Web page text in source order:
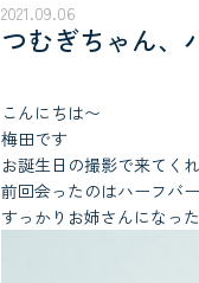
2021.09.06
つむぎちゃん、
こんにちは〜
梅田です
お誕生日の撮影で来てく
前回会ったのはハーフバ
すっかりお姉さんになっ